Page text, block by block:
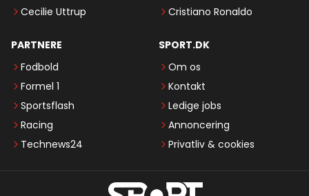
Cecilie Uttrup
Cristiano Ronaldo
PARTNERE
Fodbold
Formel 1
Sportsflash
Racing
Technews24
SPORT.DK
Om os
Kontakt
Ledige jobs
Annoncering
Privatliv & cookies